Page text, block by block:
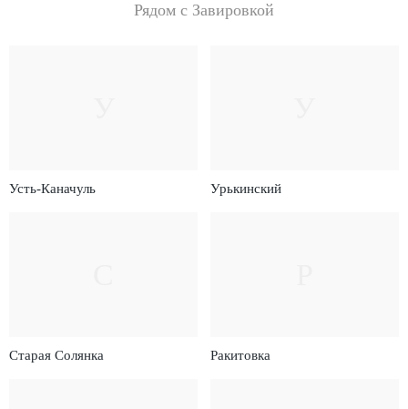
Рядом с Завировкой
Усть-Каначуль Урькинский
Старая Солянка Ракитовка